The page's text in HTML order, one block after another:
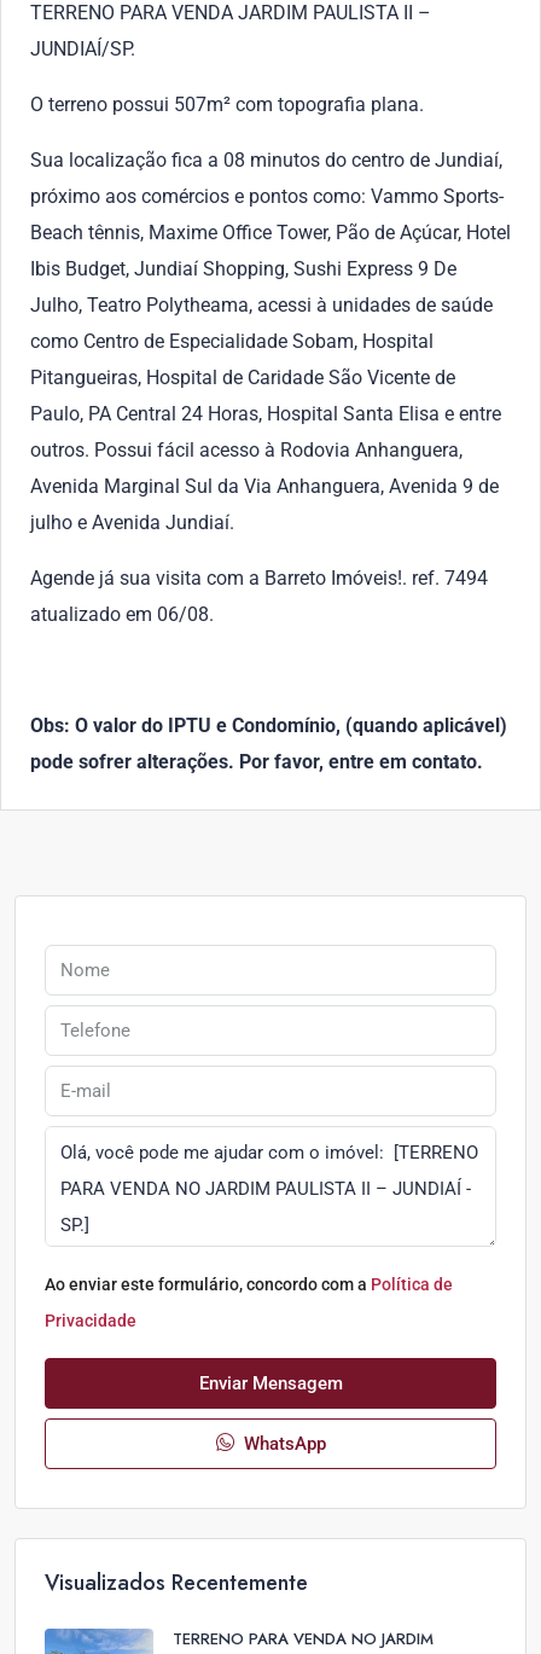
TERRENO PARA VENDA JARDIM PAULISTA II –
JUNDIAÍ/SP.
O terreno possui 507m² com topografia plana.
Sua localização fica a 08 minutos do centro de Jundiaí,
próximo aos comércios e pontos como: Vammo Sports-
Beach tênnis, Maxime Office Tower, Pão de Açúcar, Hotel
Ibis Budget, Jundiaí Shopping, Sushi Express 9 De
Julho, Teatro Polytheama, acessi à unidades de saúde
como Centro de Especialidade Sobam, Hospital
Pitangueiras, Hospital de Caridade São Vicente de
Paulo, PA Central 24 Horas, Hospital Santa Elisa e entre
outros. Possui fácil acesso à Rodovia Anhanguera,
Avenida Marginal Sul da Via Anhanguera, Avenida 9 de
julho e Avenida Jundiaí.
Agende já sua visita com a Barreto Imóveis!. ref. 7494
atualizado em 06/08.
Obs: O valor do IPTU e Condomínio, (quando aplicável)
pode sofrer alterações. Por favor, entre em contato.
Ao enviar este formulário, concordo com a Política de
Privacidade
Enviar Mensagem
WhatsApp
Visualizados Recentemente
TERRENO PARA VENDA NO JARDIM